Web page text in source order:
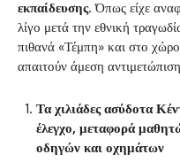
εκπαίδευσης. Όπως είχε
λίγο μετά την εθνική
πιθανά «Τέμπη» και στο
απαιτούν άμεση
Τα χιλιάδες ασύδοτα
έλεγχο, μεταφορά
οδηγών και οχημάτων